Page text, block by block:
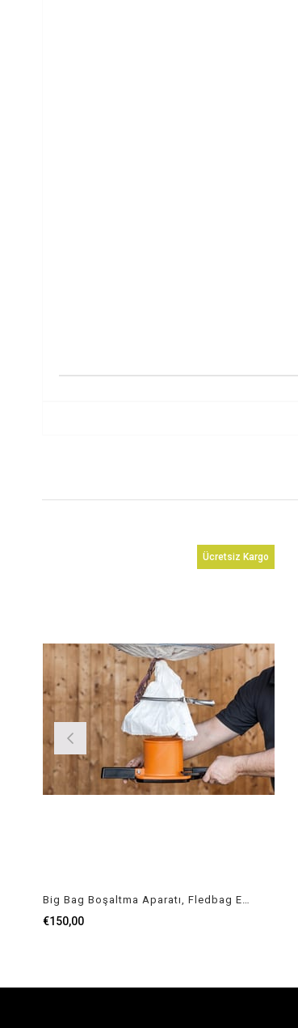
Big Bag Boşaltma Aparatı, Fledbag Easy
€150,00
Ücretsiz Kargo